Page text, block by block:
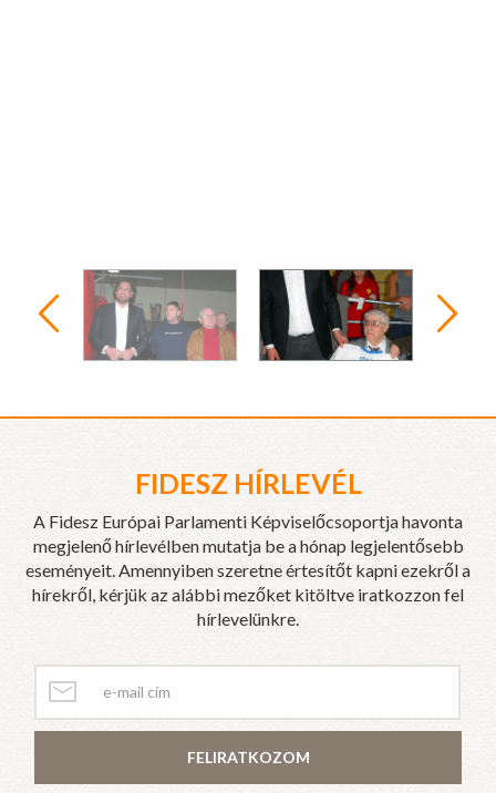
FIDESZ HÍRLEVÉL
A Fidesz Európai Parlamenti Képviselőcsoportja havonta
megjelenő hírlevélben mutatja be a hónap legjelentősebb
eseményeit. Amennyiben szeretne értesítőt kapni ezekről a
hírekről, kérjük az alábbi mezőket kitöltve iratkozzon fel
hírlevelünkre.
FELIRATKOZOM